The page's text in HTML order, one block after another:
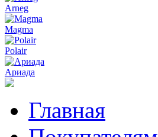
Arneg
Magma
Polair
Ариада
Главная